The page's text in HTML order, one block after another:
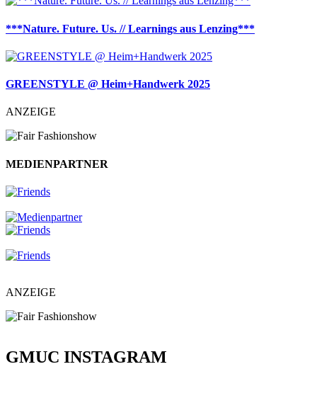
***Nature. Future. Us. // Learnings aus Lenzing***
GREENSTYLE @ Heim+Handwerk 2025
ANZEIGE
MEDIENPARTNER
ANZEIGE
GMUC INSTAGRAM